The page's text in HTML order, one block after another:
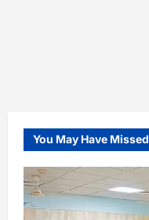
You May Have Missed